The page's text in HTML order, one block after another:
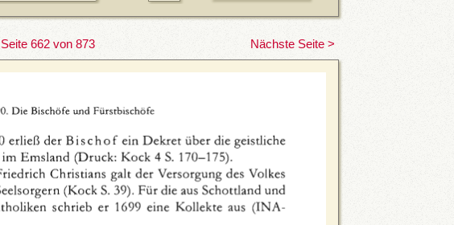
Seite 662 von 873 Nächste Seite >